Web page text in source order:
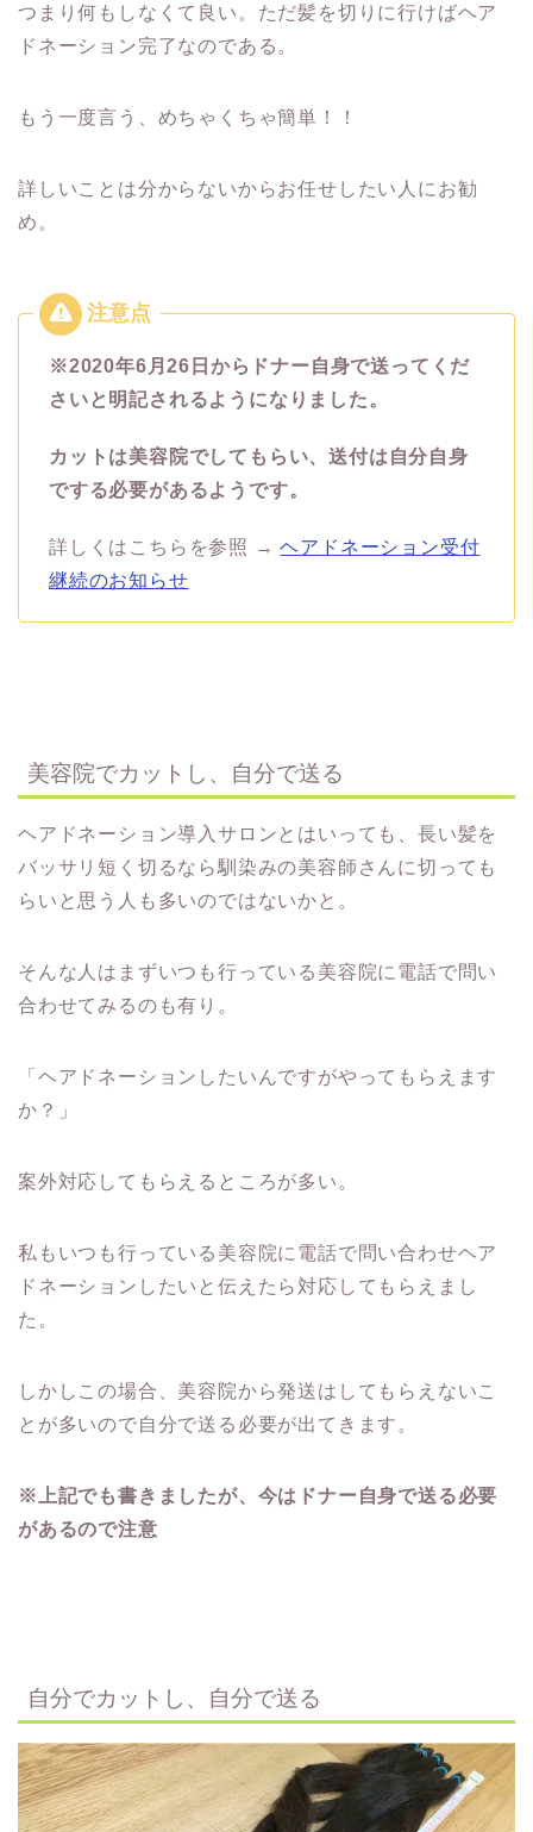
つまり何もしなくて良い。ただ髪を切りに行けばヘア
ドネーション完了なのである。
もう一度言う、めちゃくちゃ簡単！！
詳しいことは分からないからお任せしたい人にお勧
め。
※2020年6月26日からドナー自身で送ってくだ
さいと明記されるようになりました。
カットは美容院でしてもらい、送付は自分自身
でする必要があるようです。
詳しくはこちらを参照 →ヘアドネーション受付
継続のお知らせ
美容院でカットし、自分で送る
ヘアドネーション導入サロンとはいっても、長い髪を
バッサリ短く切るなら馴染みの美容師さんに切っても
らいと思う人も多いのではないかと。
そんな人はまずいつも行っている美容院に電話で問い
合わせてみるのも有り。
「ヘアドネーションしたいんですがやってもらえます
か？」
案外対応してもらえるところが多い。
私もいつも行っている美容院に電話で問い合わせヘア
ドネーションしたいと伝えたら対応してもらえまし
た。
しかしこの場合、美容院から発送はしてもらえないこ
とが多いので自分で送る必要が出てきます。
※上記でも書きましたが、今はドナー自身で送る必要
があるので注意
自分でカットし、自分で送る